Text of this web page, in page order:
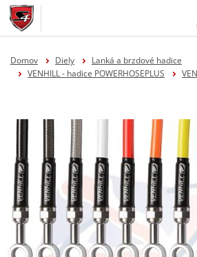
Domov Diely
Lanká a brzdové hadice
VENHILL - hadice POWERHOSEPLUS